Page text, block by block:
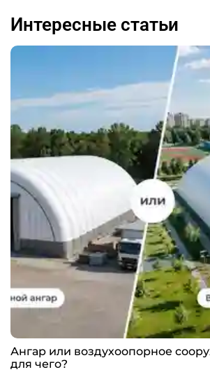
Интересные статьи
Ангар или воздухоопорное
для чего?